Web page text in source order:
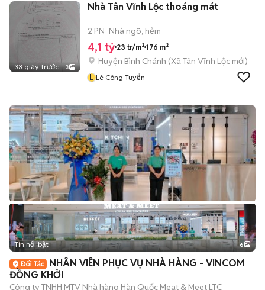
33 giây trước 3
Nhà Tân Vĩnh Lộc thoáng mát
2 PN Nhà ngõ, hẻm
4,1 tỷ 23 tr/m² 176 m²
Huyện Bình Chánh (Xã Tân Vĩnh Lộc mới)
L Lê Công Tuyển
+2
Tin nổi bật 6
NHÂN VIÊN PHỤC VỤ NHÀ HÀNG - VINCOM
ĐỒNG KHỞI
Công ty TNHH MTV Nhà hàng Hàn Quốc Meat & Meet LTC